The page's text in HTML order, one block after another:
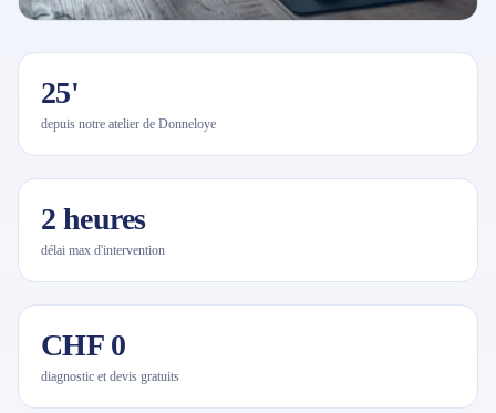
25'
depuis notre atelier de Donneloye
2 heures
délai max d'intervention
CHF 0
diagnostic et devis gratuits